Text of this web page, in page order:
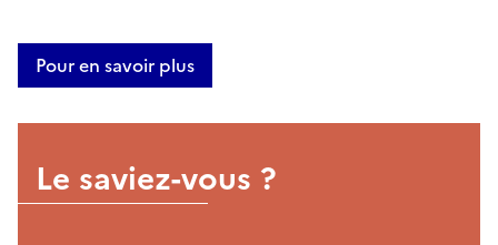
Pour en savoir plus
Le saviez-vous ?